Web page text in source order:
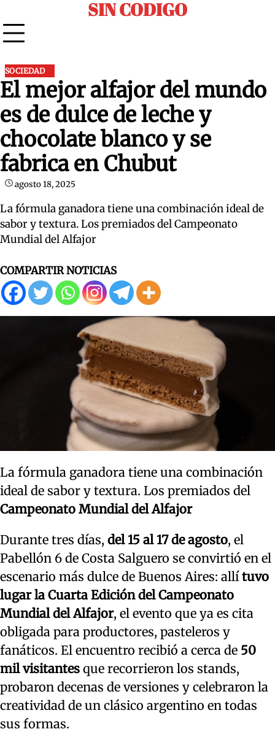
to
content
SIN CODIGO
SOCIEDAD
El mejor alfajor del mundo
es de dulce de leche y
chocolate blanco y se
fabrica en Chubut
agosto 18, 2025
La fórmula ganadora tiene una combinación ideal de
sabor y textura. Los premiados del Campeonato
Mundial del Alfajor
COMPARTIR NOTICIAS
La fórmula ganadora tiene una combinación
ideal de sabor y textura. Los premiados del
Campeonato Mundial del Alfajor
Durante tres días, del 15 al 17 de agosto, el
Pabellón 6 de Costa Salguero se convirtió en el
escenario más dulce de Buenos Aires: allítuvo
lugar la Cuarta Edición del Campeonato
Mundial del Alfajor, el evento que ya es cita
obligada para productores, pasteleros y
fanáticos. El encuentro recibió a cerca de 50
mil visitantes que recorrieron los stands,
probaron decenas de versiones y celebraron la
creatividad de un clásico argentino en todas
sus formas.